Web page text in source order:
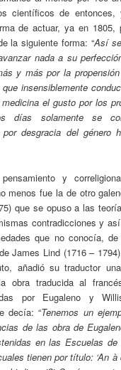
científicos de
de actuar, ya en 1805,
la siguiente forma: “Así
nada a su
y más por la
insensiblemente
el gusto por los
días solamente se
desgracia del género
y
menos fue la de otro
que se opuso a las
contradicciones y
que no conocía,
James Lind (1716 –
añadió su traductor
obra traducida al
por Eugaleno y
decía: “Tenemos un
de las obra de
en las Escuelas
tienen por título: ‘An